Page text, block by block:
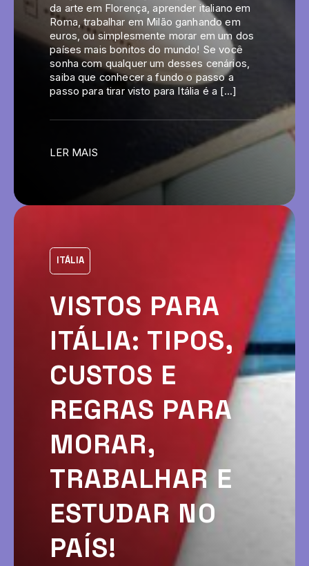
da arte em Florença, aprender italiano em
Roma, trabalhar em Milão ganhando em
euros, ou simplesmente morar em um dos
países mais bonitos do mundo! Se você
sonha com qualquer um desses cenários,
saiba que conhecer a fundo o passo a
passo para tirar visto para Itália é a […]
LER MAIS
ITÁLIA
VISTOS PARA
ITÁLIA: TIPOS,
CUSTOS E
REGRAS PARA
MORAR,
TRABALHAR E
ESTUDAR NO
PAÍS!